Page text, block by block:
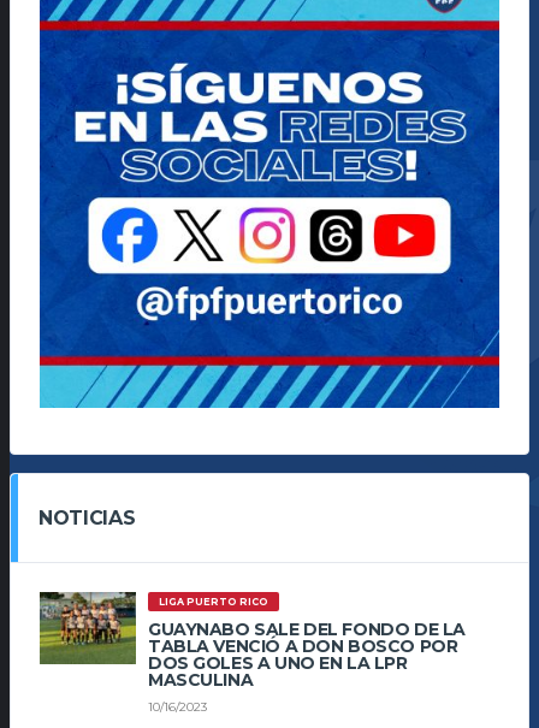
NOTICIAS
LIGA PUERTO RICO
GUAYNABO SALE DEL FONDO DE LA
TABLA VENCIÓ A DON BOSCO POR
DOS GOLES A UNO EN LA LPR
MASCULINA
10/16/2023